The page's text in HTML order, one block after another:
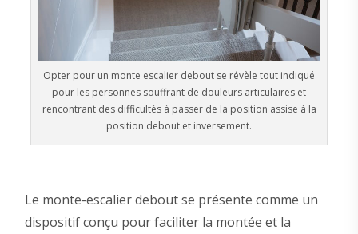
Opter pour un monte escalier debout se révèle tout indiqué
pour les personnes souffrant de douleurs articulaires et
rencontrant des difficultés à passer de la position assise à la
position debout et inversement.
Le monte-escalier debout se présente comme un
dispositif conçu pour faciliter la montée et la